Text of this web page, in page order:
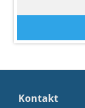
Kontakt